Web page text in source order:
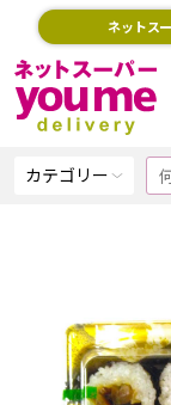
ネットス
カテゴリー